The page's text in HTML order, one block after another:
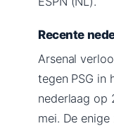
Recente
Arsenal
tegen PSG in
nederlaag op
mei. De